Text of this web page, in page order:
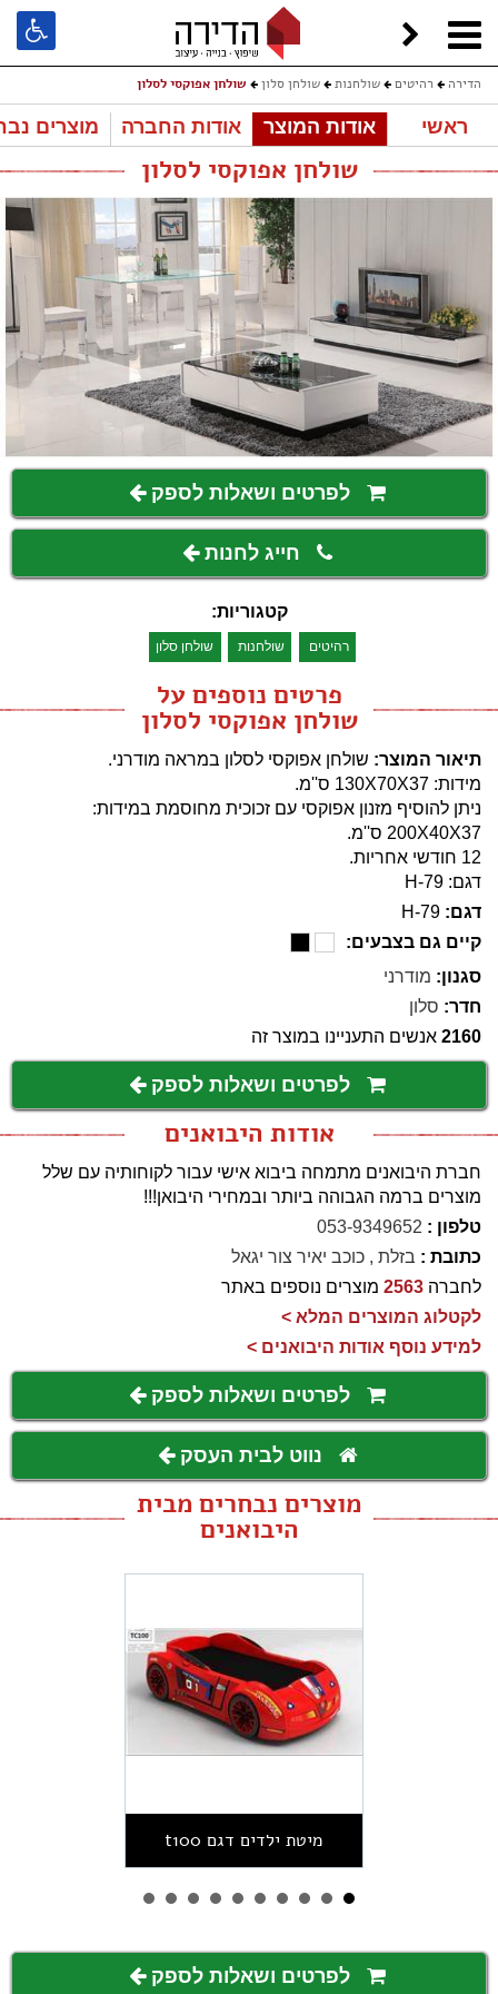
הדירה רהיטים שולחנות שולחן סלון שולחן אפוקסי לסלון
ראשי אודות המוצר אודות החברה מוצרים
שולחן אפוקסי לסלון
לפרטים ושאלות לספק
חייג לחנות
קטגוריות:
רהיטים שולחנות שולחן סלון
פרטים נוספים על
שולחן אפוקסי לסלון
תיאור המוצר: שולחן אפוקסי לסלון במראה מודרני.
מידות: 130X70X37 ס''מ.
ניתן להוסיף מזנון אפוקסי עם זכוכית מחוסמת במידות:
200X40X37 ס''מ.
12 חודשי אחריות.
דגם: H-79
דגם: H-79
קיים גם בצבעים:
סגנון: מודרני
חדר: סלון
2160 אנשים התעניינו במוצר זה
לפרטים ושאלות לספק
אודות היבואנים
חברת היבואנים מתמחה ביבוא אישי עבור לקוחותיה עם שלל
מוצרים ברמה הגבוהה ביותר ובמחירי היבואן!!!
טלפון : 053-9349652
כתובת : בזלת , כוכב יאיר צור יגאל
לחברה 2563 מוצרים נוספים באתר
לקטלוג המוצרים המלא >
למידע נוסף אודות היבואנים >
לפרטים ושאלות לספק
נווט לבית העסק
מוצרים נבחרים מבית
היבואנים
מיטת ילדים דגם t100
לפרטים ושאלות לספק